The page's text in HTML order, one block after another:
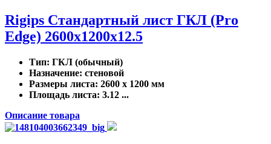
Rigips Стандартный лист ГКЛ (Pro
Edge) 2600x1200x12.5
Тип: ГКЛ (обычный)
Назначение: стеновой
Размеры листа: 2600 x 1200 мм
Площадь листа: 3.12 ...
Описание товара